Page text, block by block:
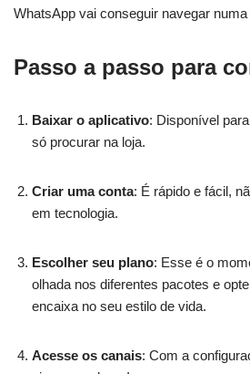
WhatsApp vai conseguir navegar numa
Passo a passo para
Baixar o aplicativo: Disponível
só procurar na loja.
Criar uma conta: É rápido e fácil,
em tecnologia.
Escolher seu plano: Esse é o
olhada nos diferentes pacotes e
encaixa no seu estilo de vida.
Acesse os canais: Com a